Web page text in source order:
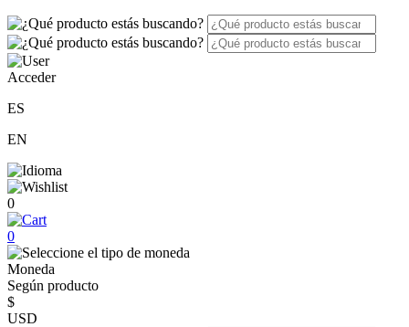
Acceder
ES
EN
0
0
Moneda
Según producto
$
USD